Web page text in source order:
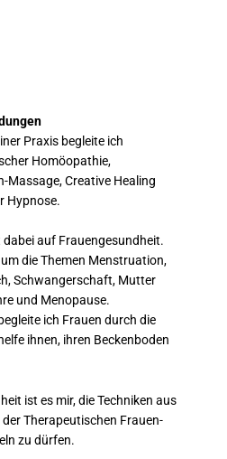
en
Praxis begleite ich
Homöopathie,
Massage, Creative Healing
Hypnose.
auf Frauengesundheit.
die Themen Menstruation,
Schwangerschaft, Mutter
und Menopause.
ich Frauen durch die
ihnen, ihren Beckenboden
ist es mir, die Techniken aus
Therapeutischen Frauen-
zu dürfen.